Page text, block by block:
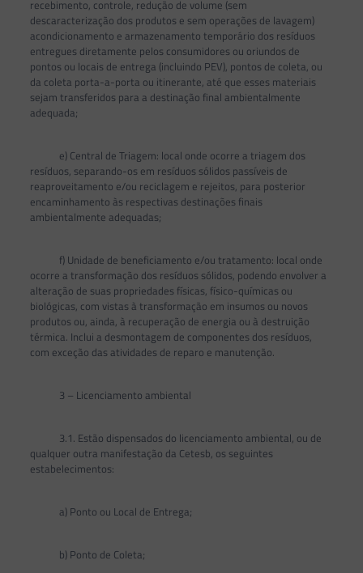
recebimento, controle, redução de volume (sem
descaracterização dos produtos e sem operações de lavagem)
acondicionamento e armazenamento temporário dos resíduos
entregues diretamente pelos consumidores ou oriundos de
pontos ou locais de entrega (incluindo PEV), pontos de coleta, ou
da coleta porta-a-porta ou itinerante, até que esses materiais
sejam transferidos para a destinação final ambientalmente
adequada;
e) Central de Triagem: local onde ocorre a triagem dos
resíduos, separando-os em resíduos sólidos passíveis de
reaproveitamento e/ou reciclagem e rejeitos, para posterior
encaminhamento às respectivas destinações finais
ambientalmente adequadas;
f) Unidade de beneficiamento e/ou tratamento: local onde
ocorre a transformação dos resíduos sólidos, podendo envolver a
alteração de suas propriedades físicas, físico-químicas ou
biológicas, com vistas à transformação em insumos ou novos
produtos ou, ainda, à recuperação de energia ou à destruição
térmica. Inclui a desmontagem de componentes dos resíduos,
com exceção das atividades de reparo e manutenção.
3 – Licenciamento ambiental
3.1. Estão dispensados do licenciamento ambiental, ou de
qualquer outra manifestação da Cetesb, os seguintes
estabelecimentos:
a) Ponto ou Local de Entrega;
b) Ponto de Coleta;